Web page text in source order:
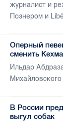
журналист и
Познером и
Оперный
сменить
Ильдар
Михайловского
В России
выгул собак